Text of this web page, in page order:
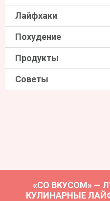
Лайфхаки
Похудение
Продукты
Советы
«СО ВКУСОМ» —
КУЛИНАРНЫЕ